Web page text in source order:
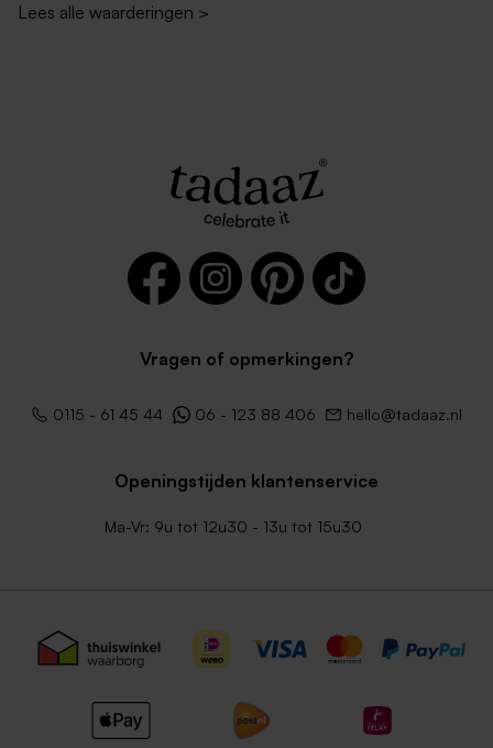
Lees alle waarderingen >
Vragen of opmerkingen?
0115 - 61 45 44 06 - 123 88 406 hello@tadaaz.nl
Openingstijden klantenservice
Ma-Vr: 9u tot 12u30 - 13u tot 15u30